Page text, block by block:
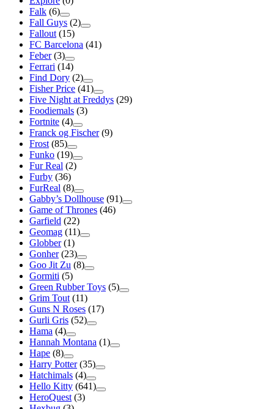
Falk (6)
Fall Guys (2)
Fallout (15)
FC Barcelona (41)
Feber (3)
Ferrari (14)
Find Dory (2)
Fisher Price (41)
Five Night at Freddys (29)
Foodiemals (3)
Fortnite (4)
Franck og Fischer (9)
Frost (85)
Funko (19)
Fur Real (2)
Furby (36)
FurReal (8)
Gabby’s Dollhouse (91)
Game of Thrones (46)
Garfield (22)
Geomag (11)
Globber (1)
Gonher (23)
Goo Jit Zu (8)
Gormiti (5)
Green Rubber Toys (5)
Grim Tout (11)
Guns N Roses (17)
Gurli Gris (52)
Hama (4)
Hannah Montana (1)
Hape (8)
Harry Potter (35)
Hatchimals (4)
Hello Kitty (641)
HeroQuest (3)